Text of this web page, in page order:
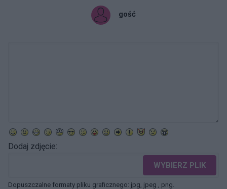
gość
Dodaj zdjęcie:
WYBIERZ PLIK
Dopuszczalne formaty pliku graficznego: jpg, jpeg , png.